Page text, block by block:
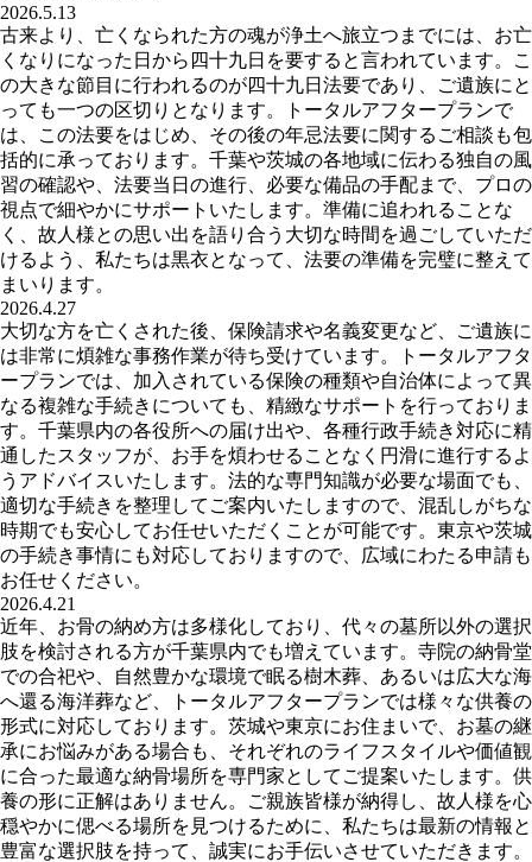
2026.5.13
古来より、亡くなられた方の魂が浄土へ旅立つまでには、お亡
くなりになった日から四十九日を要すると言われています。こ
の大きな節目に行われるのが四十九日法要であり、ご遺族にと
っても一つの区切りとなります。トータルアフタープランで
は、この法要をはじめ、その後の年忌法要に関するご相談も包
括的に承っております。千葉や茨城の各地域に伝わる独自の風
習の確認や、法要当日の進行、必要な備品の手配まで、プロの
視点で細やかにサポートいたします。準備に追われることな
く、故人様との思い出を語り合う大切な時間を過ごしていただ
けるよう、私たちは黒衣となって、法要の準備を完璧に整えて
まいります。
2026.4.27
大切な方を亡くされた後、保険請求や名義変更など、ご遺族に
は非常に煩雑な事務作業が待ち受けています。トータルアフタ
ープランでは、加入されている保険の種類や自治体によって異
なる複雑な手続きについても、精緻なサポートを行っておりま
す。千葉県内の各役所への届け出や、各種行政手続き対応に精
通したスタッフが、お手を煩わせることなく円滑に進行するよ
うアドバイスいたします。法的な専門知識が必要な場面でも、
適切な手続きを整理してご案内いたしますので、混乱しがちな
時期でも安心してお任せいただくことが可能です。東京や茨城
の手続き事情にも対応しておりますので、広域にわたる申請も
お任せください。
2026.4.21
近年、お骨の納め方は多様化しており、代々の墓所以外の選択
肢を検討される方が千葉県内でも増えています。寺院の納骨堂
での合祀や、自然豊かな環境で眠る樹木葬、あるいは広大な海
へ還る海洋葬など、トータルアフタープランでは様々な供養の
形式に対応しております。茨城や東京にお住まいで、お墓の継
承にお悩みがある場合も、それぞれのライフスタイルや価値観
に合った最適な納骨場所を専門家としてご提案いたします。供
養の形に正解はありません。ご親族皆様が納得し、故人様を心
穏やかに偲べる場所を見つけるために、私たちは最新の情報と
豊富な選択肢を持って、誠実にお手伝いさせていただきます。